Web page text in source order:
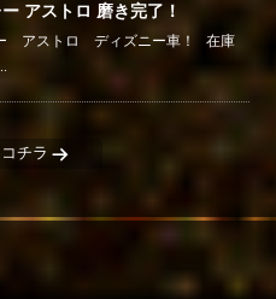
アストロ 磨き完了！
アストロ ディズニー車！ 在庫
チラ